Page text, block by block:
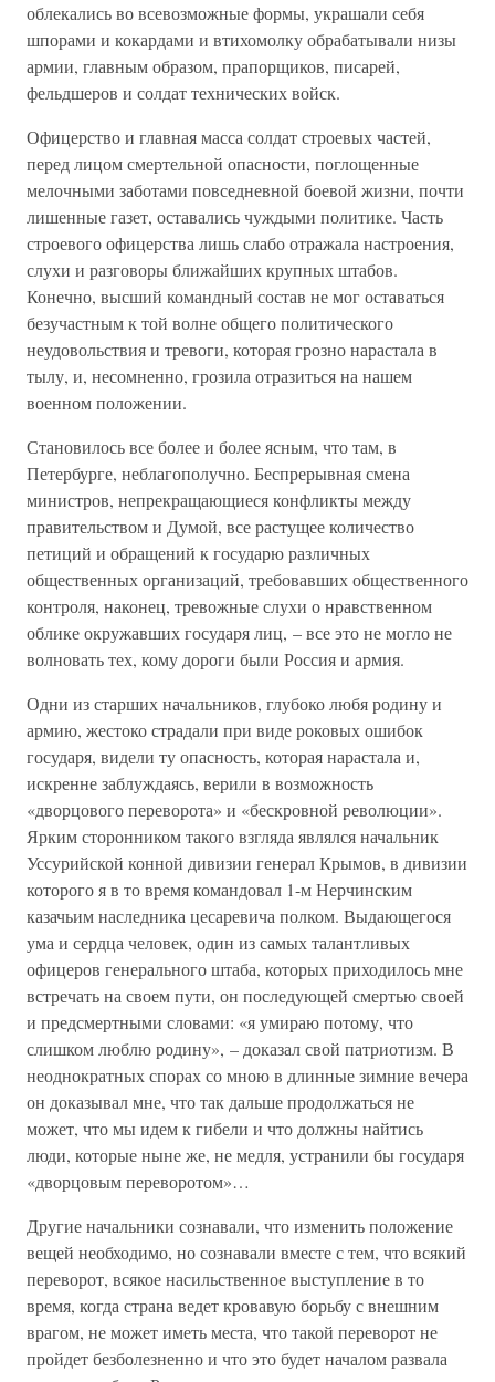
облекались во всевозможные формы, украшали себя
шпорами и кокардами и втихомолку обрабатывали низы
армии, главным образом, прапорщиков, писарей,
фельдшеров и солдат технических войск.
Офицерство и главная масса солдат строевых частей,
перед лицом смертельной опасности, поглощенные
мелочными заботами повседневной боевой жизни, почти
лишенные газет, оставались чуждыми политике. Часть
строевого офицерства лишь слабо отражала настроения,
слухи и разговоры ближайших крупных штабов.
Конечно, высший командный состав не мог оставаться
безучастным к той волне общего политического
неудовольствия и тревоги, которая грозно нарастала в
тылу, и, несомненно, грозила отразиться на нашем
военном положении.
Становилось все более и более ясным, что там, в
Петербурге, неблагополучно. Беспрерывная смена
министров, непрекращающиеся конфликты между
правительством и Думой, все растущее количество
петиций и обращений к государю различных
общественных организаций, требовавших общественного
контроля, наконец, тревожные слухи о нравственном
облике окружавших государя лиц, – все это не могло не
волновать тех, кому дороги были Россия и армия.
Одни из старших начальников, глубоко любя родину и
армию, жестоко страдали при виде роковых ошибок
государя, видели ту опасность, которая нарастала и,
искренне заблуждаясь, верили в возможность
«дворцового переворота» и «бескровной революции».
Ярким сторонником такого взгляда являлся начальник
Уссурийской конной дивизии генерал Крымов, в дивизии
которого я в то время командовал 1-м Нерчинским
казачьим наследника цесаревича полком. Выдающегося
ума и сердца человек, один из самых талантливых
офицеров генерального штаба, которых приходилось мне
встречать на своем пути, он последующей смертью своей
и предсмертными словами: «я умираю потому, что
слишком люблю родину», – доказал свой патриотизм. В
неоднократных спорах со мною в длинные зимние вечера
он доказывал мне, что так дальше продолжаться не
может, что мы идем к гибели и что должны найтись
люди, которые ныне же, не медля, устранили бы государя
«дворцовым переворотом»…
Другие начальники сознавали, что изменить положение
вещей необходимо, но сознавали вместе с тем, что всякий
переворот, всякое насильственное выступление в то
время, когда страна ведет кровавую борьбу с внешним
врагом, не может иметь места, что такой переворот не
пройдет безболезненно и что это будет началом развала